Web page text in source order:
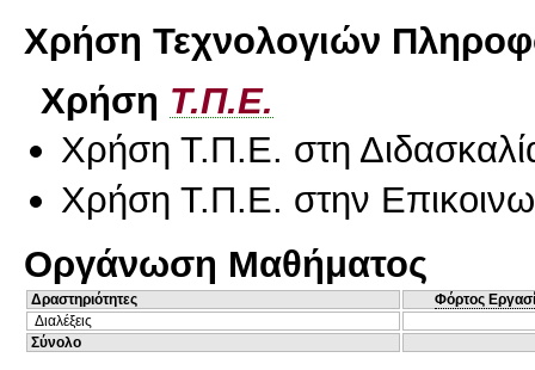
Χρήση Τεχνολογιών
Χρήση Τ.Π.Ε.
Χρήση Τ.Π.Ε. στη
Χρήση Τ.Π.Ε. στην
Οργάνωση Μαθήματος
Δραστηριότητες
Φόρτος
Διαλέξεις
Σύνολο